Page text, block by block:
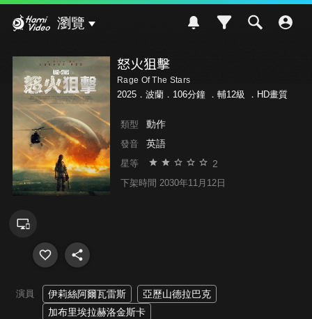
瀏覽
怒火狙擊
Rage Of The Stars
2025．波蘭．106分鐘 ． 輔12級 ．HD畫質
類型 動作
發音 英語
星等 2
下架時間 2030年11月12日
演員 伊莉絲阿爾瓦雷斯
亞歷山德拉巴克
加布里埃拉赫洛金斯卡